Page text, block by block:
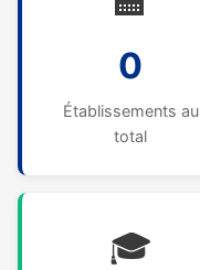
0
Établissements au
total
🎓